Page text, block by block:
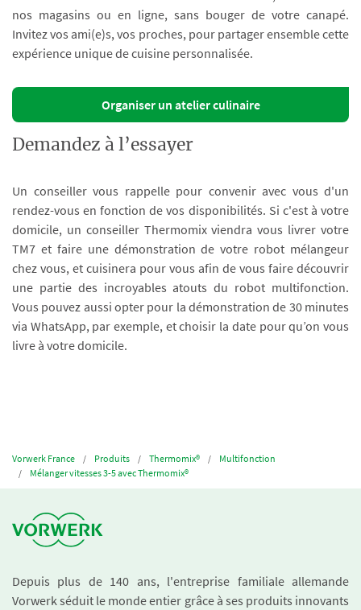
nos magasins ou en ligne, sans bouger de votre canapé.
Invitez vos ami(e)s, vos proches, pour partager ensemble cette
expérience unique de cuisine personnalisée.
Organiser un atelier culinaire
Demandez à l’essayer
Un conseiller vous rappelle pour convenir avec vous d'un
rendez-vous en fonction de vos disponibilités. Si c'est à votre
domicile, un conseiller Thermomix viendra vous livrer votre
TM7 et faire une démonstration de votre robot mélangeur
chez vous, et cuisinera pour vous afin de vous faire découvrir
une partie des incroyables atouts du robot multifonction.
Vous pouvez aussi opter pour la démonstration de 30 minutes
via WhatsApp, par exemple, et choisir la date pour qu’on vous
livre à votre domicile.
Vorwerk France Produits Thermomix®
Multifonction
Mélanger vitesses 3-5 avec Thermomix®
Depuis plus de 140 ans, l'entreprise familiale allemande
Vorwerk séduit le monde entier grâce à ses produits innovants